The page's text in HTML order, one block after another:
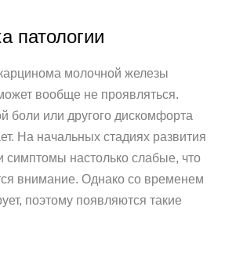
патологии
молочной железы
вообще не проявляться.
боли или другого дискомфорта
На начальных стадиях развития
симптомы настолько слабые, что
внимание. Однако со временем
поэтому появляются такие